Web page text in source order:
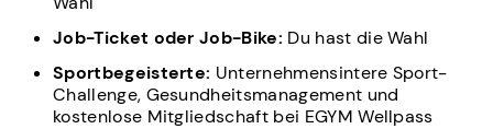
Job-Ticket oder Job-Bike: Du hast die Wahl
Sportbegeisterte: Unternehmensintere Sport-
Challenge, Gesundheitsmanagement und
kostenlose Mitgliedschaft bei EGYM Wellpass